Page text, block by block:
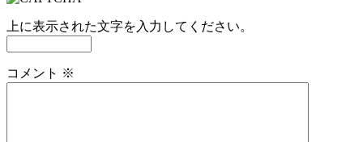
上に表示された文字を入力してください。
コメント ※